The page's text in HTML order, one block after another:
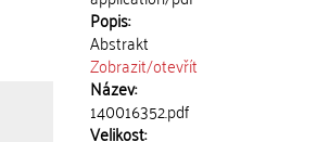
Popis:
Abstrakt
Zobrazit/otevřít
Název:
140016352.pdf
Velikost: